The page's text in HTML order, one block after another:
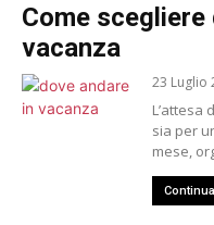
Come scegliere
vacanza
23 Luglio
L’attesa
sia per
mese,